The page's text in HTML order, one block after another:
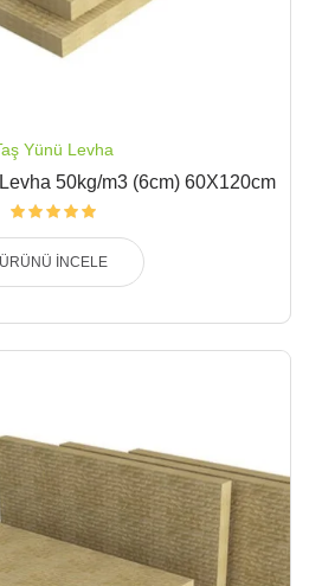
Yünü Levha
50kg/m3 (6cm) 60X120cm
ÜRÜNÜ İNCELE